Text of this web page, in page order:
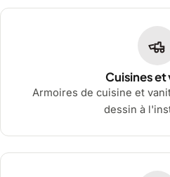
Cuisines et
Armoires de cuisine et
dessin à